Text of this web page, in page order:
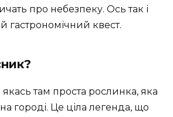
про небезпеку. Ось так і
гастрономічний квест.
там проста рослинка, яка
городі. Це ціла легенда, що